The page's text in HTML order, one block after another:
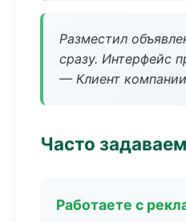
Разместил
сразу. Интерфейс
— Клиент компании
Часто
Работаете с